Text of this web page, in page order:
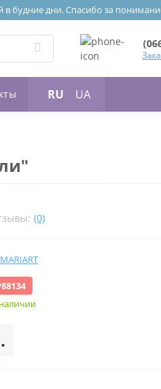
в будние дни. Спасибо за
RU UA
(0)
MARIART